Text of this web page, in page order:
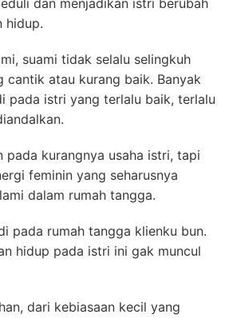
dan menjadikan istri berubah
hidup.
suami tidak selalu selingkuh
cantik atau kurang baik. Banyak
pada istri yang terlalu baik, terlalu
pada kurangnya usaha istri, tapi
feminin yang seharusnya
dalam rumah tangga.
pada rumah tangga klienku bun.
hidup pada istri ini gak muncul
dari kebiasaan kecil yang